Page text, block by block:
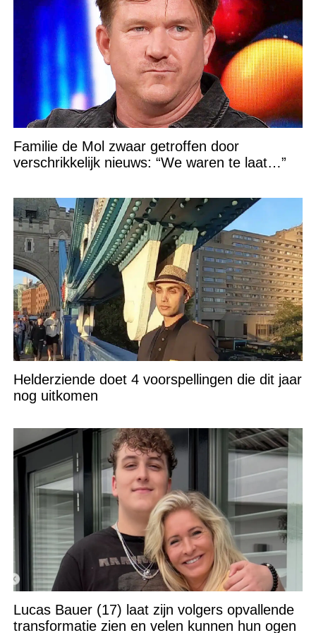
Familie de Mol zwaar getroffen door
verschrikkelijk nieuws: “We waren te laat…”
Helderziende doet 4 voorspellingen die dit jaar
nog uitkomen
Lucas Bauer (17) laat zijn volgers opvallende
transformatie zien en velen kunnen hun ogen